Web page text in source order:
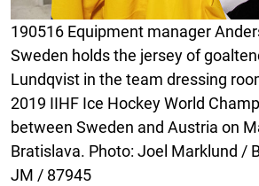
190516 Equipment manager
Sweden holds the jersey of
Lundqvist in the team dressing
2019 IIHF Ice Hockey World
between Sweden and Austria on
Bratislava. Photo: Joel Marklund /
JM / 87945